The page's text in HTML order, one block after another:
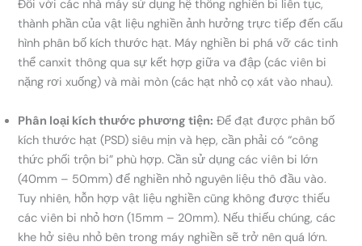
Đối với các nhà máy sử dụng hệ thống nghiền bi liên tục,
thành phần của vật liệu nghiền ảnh hưởng trực tiếp đến cấu
hình phân bố kích thước hạt. Máy nghiền bi phá vỡ các tinh
thể canxit thông qua sự kết hợp giữa va đập (các viên bi
nặng rơi xuống) và mài mòn (các hạt nhỏ cọ xát vào nhau).
Phân loại kích thước phương tiện: Để đạt được phân bố
kích thước hạt (PSD) siêu mịn và hẹp, cần phải có “công
thức phối trộn bi” phù hợp. Cần sử dụng các viên bi lớn
(40mm – 50mm) để nghiền nhỏ nguyên liệu thô đầu vào.
Tuy nhiên, hỗn hợp vật liệu nghiền cũng không được thiếu
các viên bi nhỏ hơn (15mm – 20mm). Nếu thiếu chúng, các
khe hở siêu nhỏ bên trong máy nghiền sẽ trở nên quá lớn.